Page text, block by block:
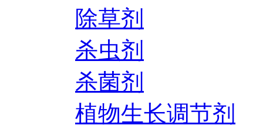
除草剂
杀虫剂
杀菌剂
植物生长调节剂